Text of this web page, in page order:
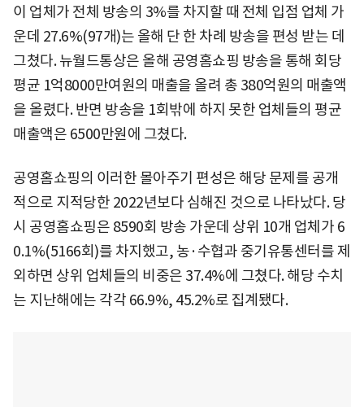
이 업체가 전체 방송의 3%를 차지할 때 전체 입점 업체 가
운데 27.6%(97개)는 올해 단 한 차례 방송을 편성 받는 데
그쳤다. 뉴월드통상은 올해 공영홈쇼핑 방송을 통해 회당
평균 1억8000만여원의 매출을 올려 총 380억원의 매출액
을 올렸다. 반면 방송을 1회밖에 하지 못한 업체들의 평균
매출액은 6500만원에 그쳤다.
공영홈쇼핑의 이러한 몰아주기 편성은 해당 문제를 공개
적으로 지적당한 2022년보다 심해진 것으로 나타났다. 당
시 공영홈쇼핑은 8590회 방송 가운데 상위 10개 업체가 6
0.1%(5166회)를 차지했고, 농·수협과 중기유통센터를 제
외하면 상위 업체들의 비중은 37.4%에 그쳤다. 해당 수치
는 지난해에는 각각 66.9%, 45.2%로 집계됐다.